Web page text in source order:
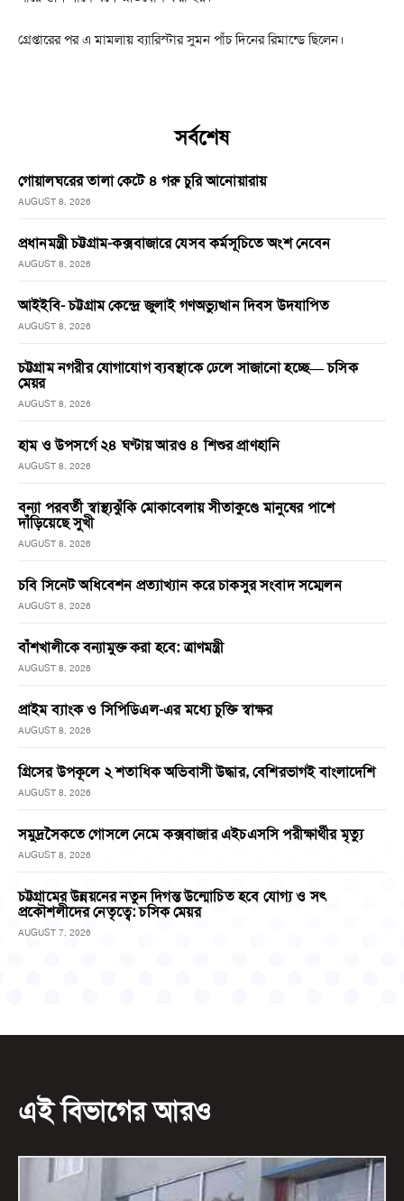
গ্রেপ্তারের পর এ মামলায় ব্যারিস্টার সুমন পাঁচ দিনের রিমান্ডে ছিলেন।
সর্বশেষ
গোয়ালঘরের তালা কেটে ৪ গরু চুরি আনোয়ারায়
AUGUST 8, 2026
প্রধানমন্ত্রী চট্টগ্রাম-কক্সবাজারে যেসব কর্মসূচিতে অংশ নেবেন
AUGUST 8, 2026
আইইবি- চট্টগ্রাম কেন্দ্রে জুলাই গণঅভ্যুত্থান দিবস উদযাপিত
AUGUST 8, 2026
চট্টগ্রাম নগরীর যোগাযোগ ব্যবস্থাকে ঢেলে সাজানো হচ্ছে— চসিক
মেয়র
AUGUST 8, 2026
হাম ও উপসর্গে ২৪ ঘণ্টায় আরও ৪ শিশুর প্রাণহানি
AUGUST 8, 2026
বন্যা পরবর্তী স্বাস্থ্যঝুঁকি মোকাবেলায় সীতাকুণ্ডে মানুষের পাশে
দাঁড়িয়েছে সুখী
AUGUST 8, 2026
চবি সিনেট অধিবেশন প্রত্যাখ্যান করে চাকসুর সংবাদ সম্মেলন
AUGUST 8, 2026
বাঁশখালীকে বন্যামুক্ত করা হবে: ত্রাণমন্ত্রী
AUGUST 8, 2026
প্রাইম ব্যাংক ও সিপিডিএল-এর মধ্যে চুক্তি স্বাক্ষর
AUGUST 8, 2026
গ্রিসের উপকূলে ২ শতাধিক অভিবাসী উদ্ধার, বেশিরভাগই বাংলাদেশি
AUGUST 8, 2026
সমুদ্রসৈকতে গোসলে নেমে কক্সবাজার এইচএসসি পরীক্ষার্থীর মৃত্যু
AUGUST 8, 2026
চট্টগ্রামের উন্নয়নের নতুন দিগন্ত উন্মোচিত হবে যোগ্য ও সৎ
প্রকৌশলীদের নেতৃত্বে: চসিক মেয়র
AUGUST 7, 2026
এই বিভাগের আরও